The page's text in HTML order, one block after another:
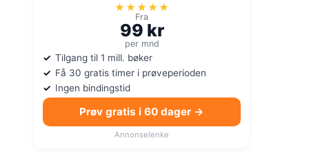
★★★★★
Fra
99 kr
per mnd
Tilgang til 1 mill. bøker
Få 30 gratis timer i prøveperioden
Ingen bindingstid
Prøv gratis i 60 dager →
Annonselenke